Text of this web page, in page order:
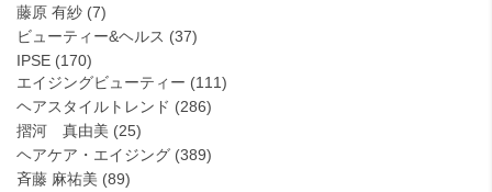
藤原 有紗 (7)
ビューティー&ヘルス (37)
IPSE (170)
エイジングビューティー (111)
ヘアスタイルトレンド (286)
摺河 真由美 (25)
ヘアケア・エイジング (389)
斉藤 麻祐美 (89)